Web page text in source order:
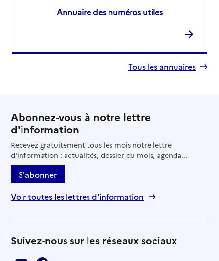
Annuaire des numéros utiles
Tous les annuaires
Abonnez-vous à notre lettre
d'information
Recevez gratuitement tous les mois notre lettre
d'information : actualités, dossier du mois, agenda...
S'abonner
Voir toutes les lettres d'information
Suivez-nous sur les réseaux sociaux